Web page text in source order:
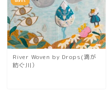
River Woven by Drops(滴が
紡ぐ川）